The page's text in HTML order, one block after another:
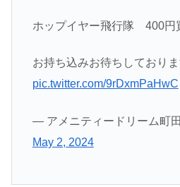
ホップイヤー飛行隊 400円
お持ち込みお待ちしており
pic.twitter.com/9rDxmPaHwC
— アメニティードリーム町
May 2, 2024